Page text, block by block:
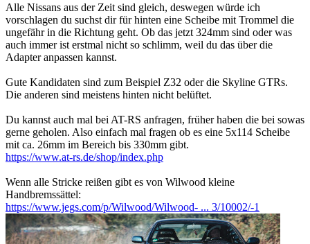
Alle Nissans aus der Zeit sind gleich, deswegen würde ich
vorschlagen du suchst dir für hinten eine Scheibe mit Trommel die
ungefähr in die Richtung geht. Ob das jetzt 324mm sind oder was
auch immer ist erstmal nicht so schlimm, weil du das über die
Adapter anpassen kannst.
Gute Kandidaten sind zum Beispiel Z32 oder die Skyline GTRs.
Die anderen sind meistens hinten nicht belüftet.
Du kannst auch mal bei AT-RS anfragen, früher haben die bei sowas
gerne geholen. Also einfach mal fragen ob es eine 5x114 Scheibe
mit ca. 26mm im Bereich bis 330mm gibt.
https://www.at-rs.de/shop/index.php
Wenn alle Stricke reißen gibt es von Wilwood kleine
Handbremssättel:
https://www.jegs.com/p/Wilwood/Wilwood- ... 3/10002/-1